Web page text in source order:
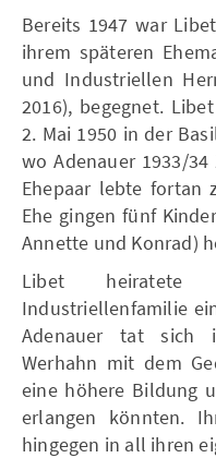
Bereits 1947 war
ihrem späteren
und Industriellen
2016), begegnet.
2. Mai 1950 in der
wo Adenauer 1933/
Ehepaar lebte fortan
Ehe gingen fünf
Annette und Konrad)
Libet heiratete
Industriellenfamilie
Adenauer tat sich
Werhahn mit dem
eine höhere Bildung
erlangen könnten.
hingegen in all ihren